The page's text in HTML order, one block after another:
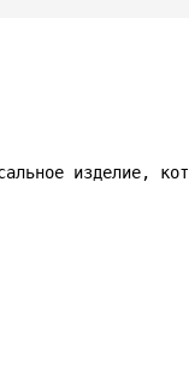
изделие,